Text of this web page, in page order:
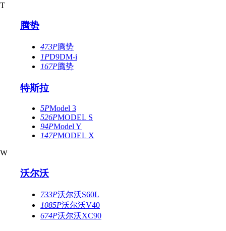
T
腾势
473P腾势
1PD9DM-i
167P腾势
特斯拉
5PModel 3
526PMODEL S
94PModel Y
147PMODEL X
W
沃尔沃
733P沃尔沃S60L
1085P沃尔沃V40
674P沃尔沃XC90